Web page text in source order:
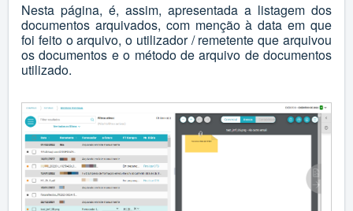
Nesta página, é, assim, apresentada a listagem dos
documentos arquivados, com menção à data em que
foi feito o arquivo, o utilizador / remetente que arquivou
os documentos e o método de arquivo de documentos
utilizado.